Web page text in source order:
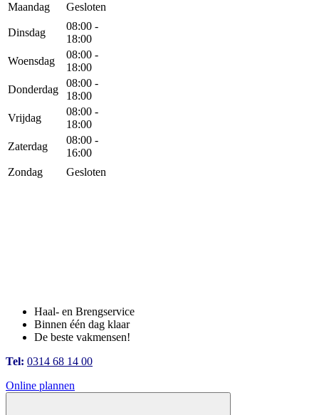
Maandag Gesloten
Dinsdag
08:00 -
18:00
Woensdag
08:00 -
18:00
Donderdag
08:00 -
18:00
Vrijdag
08:00 -
18:00
Zaterdag
08:00 -
16:00
Zondag
Gesloten
Haal- en Brengservice
Binnen één dag klaar
De beste vakmensen!
Tel: 0314 68 14 00
Online plannen